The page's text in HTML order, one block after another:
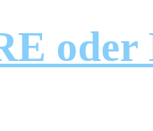
oder